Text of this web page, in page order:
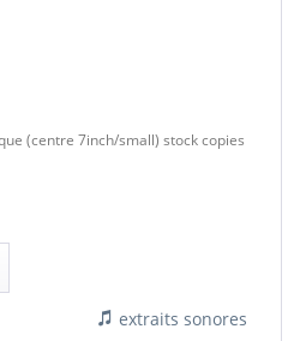
(centre 7inch/small) stock copies
extraits sonores